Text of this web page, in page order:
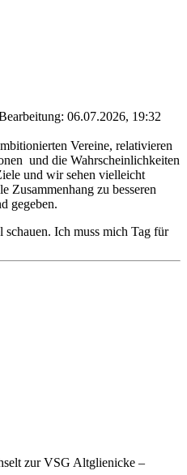
: 06.07.2026, 19:32
Vereine, relativieren
und die Wahrscheinlichkeiten
und wir sehen vielleicht
Zusammenhang zu besseren
gegeben.
Ich muss mich Tag für
zur VSG Altglienicke –